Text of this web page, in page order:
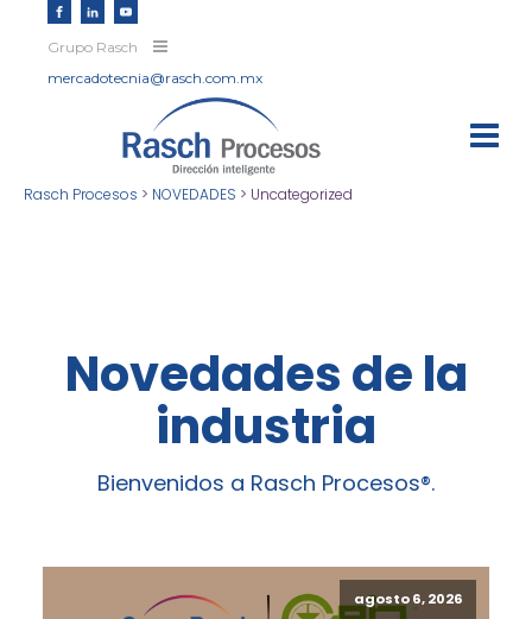
Grupo Rasch
mercadotecnia@rasch.com.mx
Rasch Procesos > NOVEDADES > Uncategorized
Novedades de la
industria
Bienvenidos a Rasch Procesos®.
agosto 6, 2026